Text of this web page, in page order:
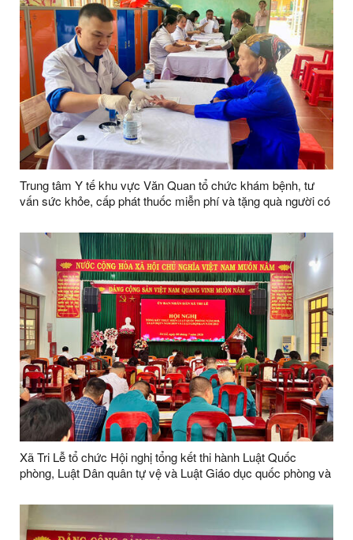
Trung tâm Y tế khu vực Văn Quan tổ chức khám bệnh, tư
vấn sức khỏe, cấp phát thuốc miễn phí và tặng quà người có
Xã Tri Lễ tổ chức Hội nghị tổng kết thi hành Luật Quốc
phòng, Luật Dân quân tự vệ và Luật Giáo dục quốc phòng và